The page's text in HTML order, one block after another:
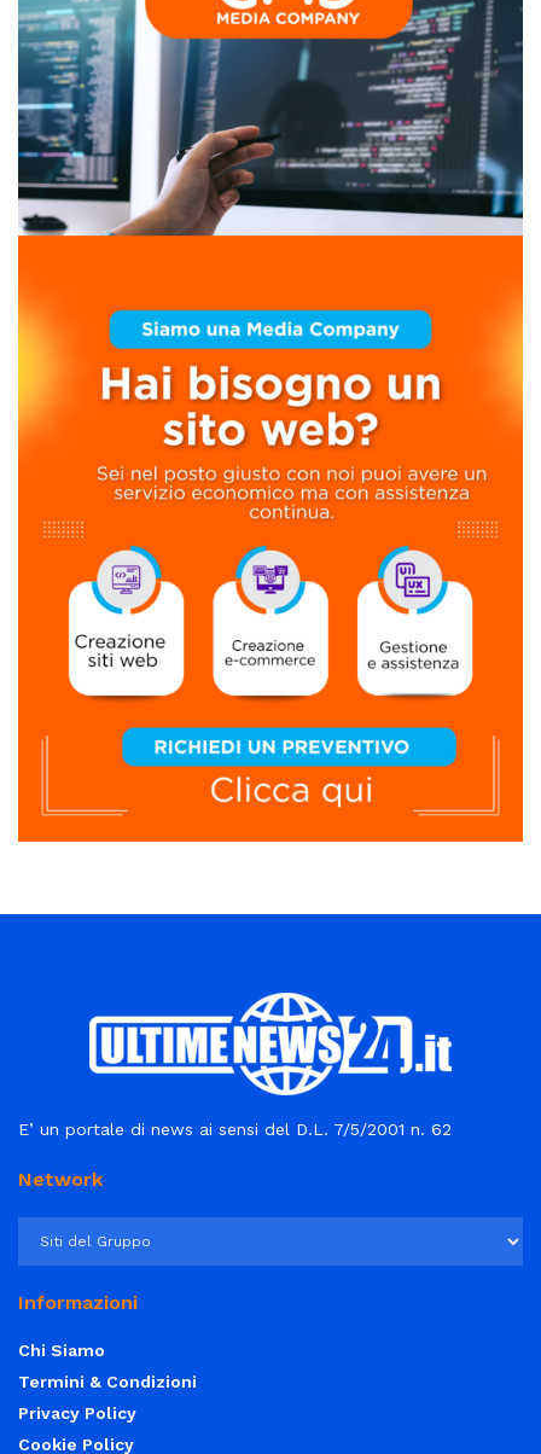
E’ un portale di news ai sensi del D.L. 7/5/2001 n. 62
Network
Informazioni
Chi Siamo
Termini & Condizioni
Privacy Policy
Cookie Policy